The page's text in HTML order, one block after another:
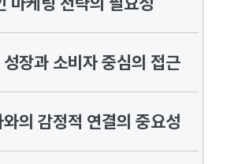
장과 소비자 중심의 접근
의 감정적 연결의 중요성